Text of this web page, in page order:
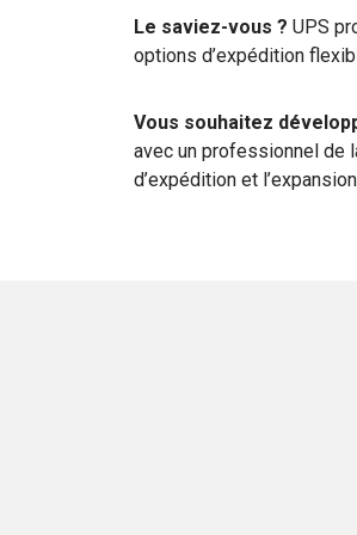
Le saviez-vous ? UPS
options d’expédition
Vous souhaitez
avec un professionnel de
d’expédition et